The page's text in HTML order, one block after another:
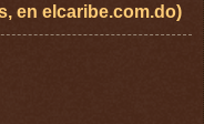
en elcaribe.com.do)